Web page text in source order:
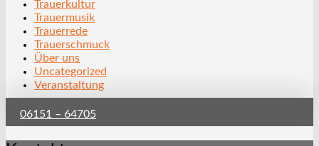
Trauerkultur
Trauermusik
Trauerrede
Trauerschmuck
Über uns
Uncategorized
Veranstaltung
06151 – 64705